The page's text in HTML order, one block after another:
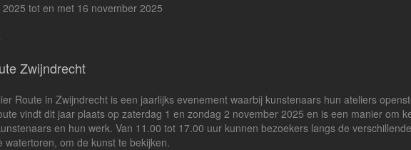
tot en met 16 november 2025
Zwijndrecht
Route in Zwijndrecht is een jaarlijks evenement waarbij kunstenaars hun ateliers
vindt dit jaar plaats op zaterdag 1 en zondag 2 november 2025 en is een manier om
en hun werk. Van 11.00 tot 17.00 uur kunnen bezoekers langs de
watertoren, om de kunst te bekijken.